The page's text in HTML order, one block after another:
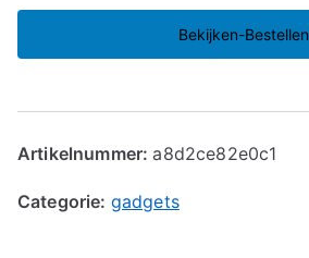
Bekijken-Bestellen
Artikelnummer:a8d2ce82e0c1
Categorie: gadgets